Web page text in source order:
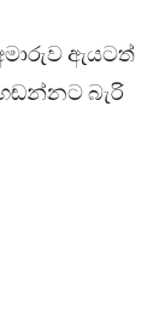
ඇයටත්
බැරි